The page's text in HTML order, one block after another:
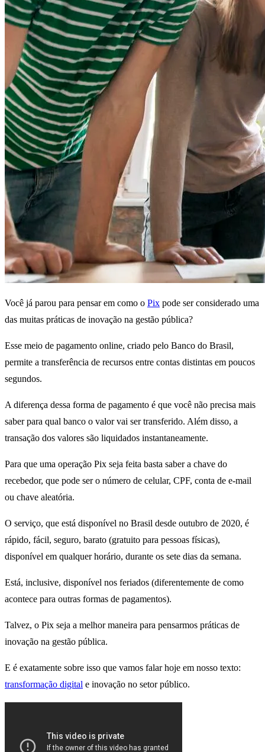
Você já parou para pensar em como o Pix pode ser considerado uma
das muitas práticas de inovação na gestão pública?
Esse meio de pagamento online, criado pelo Banco do Brasil,
permite a transferência de recursos entre contas distintas em poucos
segundos.
A diferença dessa forma de pagamento é que você não precisa mais
saber para qual banco o valor vai ser transferido. Além disso, a
transação dos valores são liquidados instantaneamente.
Para que uma operação Pix seja feita basta saber a chave do
recebedor, que pode ser o número de celular, CPF, conta de e-mail
ou chave aleatória.
O serviço, que está disponível no Brasil desde outubro de 2020, é
rápido, fácil, seguro, barato (gratuito para pessoas físicas),
disponível em qualquer horário, durante os sete dias da semana.
Está, inclusive, disponível nos feriados (diferentemente de como
acontece para outras formas de pagamentos).
Talvez, o Pix seja a melhor maneira para pensarmos práticas de
inovação na gestão pública.
E é exatamente sobre isso que vamos falar hoje em nosso texto:
transformação digital e inovação no setor público.